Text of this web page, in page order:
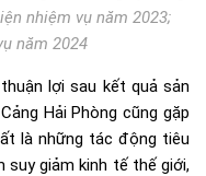
nhiệm vụ năm 2023;
năm 2024
lợi sau kết quả sản
Hải Phòng cũng gặp
là những tác động tiêu
giảm kinh tế thế giới,